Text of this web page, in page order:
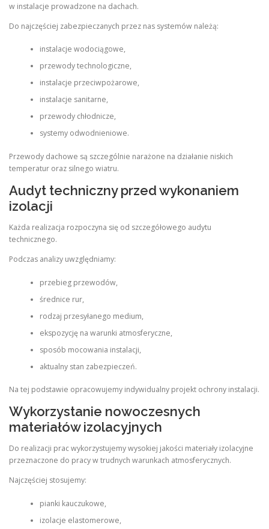
w instalacje prowadzone na dachach.
Do najczęściej zabezpieczanych przez nas systemów należą:
instalacje wodociągowe,
przewody technologiczne,
instalacje przeciwpożarowe,
instalacje sanitarne,
przewody chłodnicze,
systemy odwodnieniowe.
Przewody dachowe są szczególnie narażone na działanie niskich
temperatur oraz silnego wiatru.
Audyt techniczny przed wykonaniem
izolacji
Każda realizacja rozpoczyna się od szczegółowego audytu
technicznego.
Podczas analizy uwzględniamy:
przebieg przewodów,
średnice rur,
rodzaj przesyłanego medium,
ekspozycję na warunki atmosferyczne,
sposób mocowania instalacji,
aktualny stan zabezpieczeń.
Na tej podstawie opracowujemy indywidualny projekt ochrony instalacji.
Wykorzystanie nowoczesnych
materiałów izolacyjnych
Do realizacji prac wykorzystujemy wysokiej jakości materiały izolacyjne
przeznaczone do pracy w trudnych warunkach atmosferycznych.
Najczęściej stosujemy:
pianki kauczukowe,
izolacje elastomerowe,